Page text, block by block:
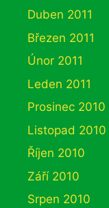
Duben 2011
Březen 2011
Únor 2011
Leden 2011
Prosinec 2010
Listopad 2010
Říjen 2010
Září 2010
Srpen 2010